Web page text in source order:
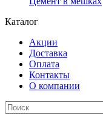
Каталог
Акции
Доставка
Оплата
Контакты
О компании